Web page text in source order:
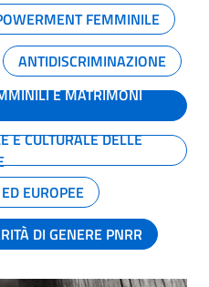
FEMMINILE
ANTIDISCRIMINAZIONE
E MATRIMONI
E CULTURALE DELLE
EUROPEE
DI GENERE PNRR